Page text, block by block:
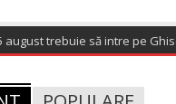
să intre pe Ghiseul.ro,